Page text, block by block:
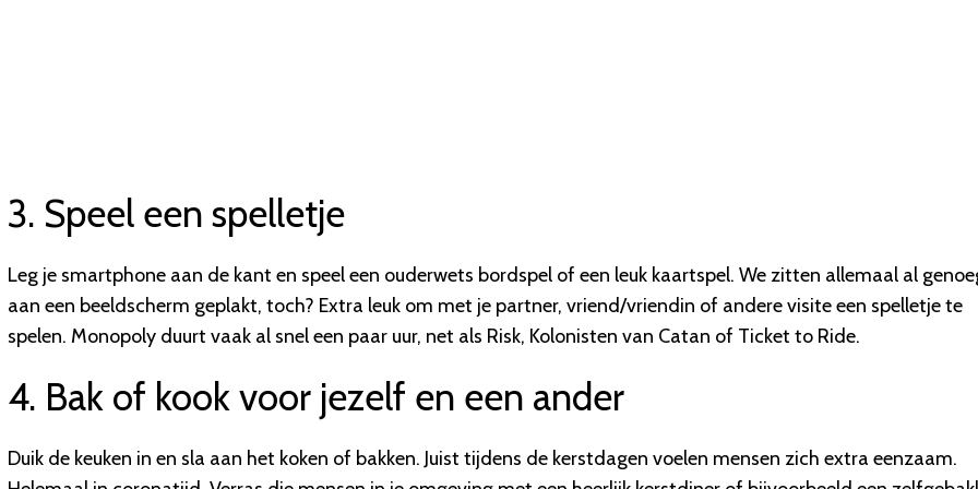
3. Speel een spelletje
Leg je smartphone aan de kant en speel een ouderwets bordspel of een leuk kaartspel. We zitten allemaal al
aan een beeldscherm geplakt, toch? Extra leuk om met je partner, vriend/vriendin of andere visite een spelletje te
spelen. Monopoly duurt vaak al snel een paar uur, net als Risk, Kolonisten van Catan of Ticket to Ride.
4. Bak of kook voor jezelf en een ander
Duik de keuken in en sla aan het koken of bakken. Juist tijdens de kerstdagen voelen mensen zich extra eenzaam.